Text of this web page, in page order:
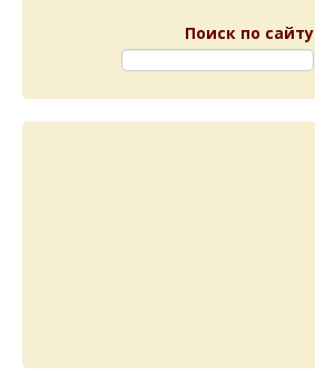
Поиск по сайту